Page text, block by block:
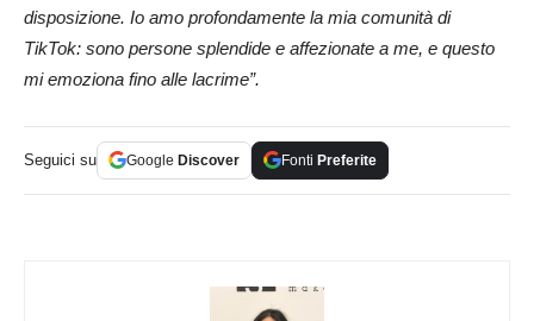
disposizione. Io amo profondamente la mia comunità di
TikTok: sono persone splendide e affezionate a me, e questo
mi emoziona fino alle lacrime”.
Seguici su Google Discover Fonti Preferite